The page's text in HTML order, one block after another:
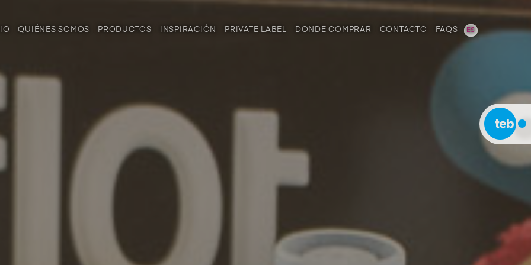
QUIÉNES SOMOS PRODUCTOS INSPIRACIÓN PRIVATE LABEL DONDE COMPRAR CONTACTO FAQS ES